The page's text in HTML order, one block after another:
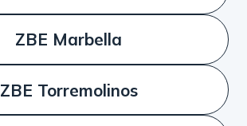
ZBE Marbella
ZBE Torremolinos